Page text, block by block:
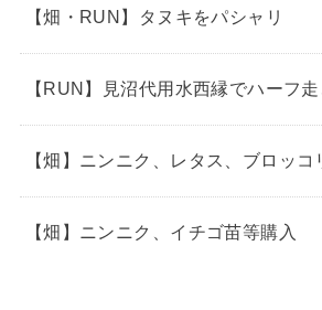
【畑・RUN】タヌキをパシャリ
【RUN】見沼代用水西縁でハーフ
【畑】ニンニク、レタス、ブロッコ
【畑】ニンニク、イチゴ苗等購入